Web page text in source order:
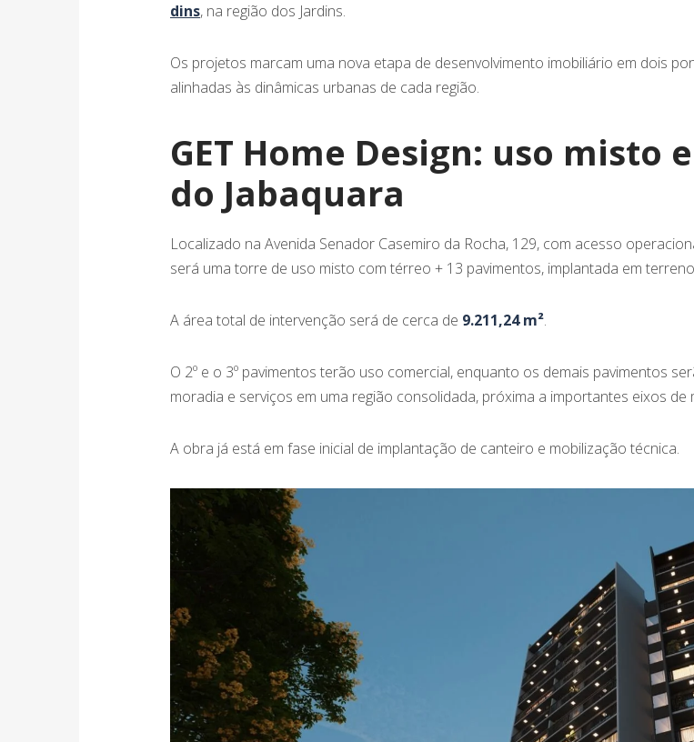
dins, na região dos Jardins.
Os projetos marcam uma nova etapa de desenvolvimento imobiliário em dois
alinhadas às dinâmicas urbanas de cada região.
GET Home Design: uso misto
do Jabaquara
Localizado na Avenida Senador Casemiro da Rocha, 129, com acesso
será uma torre de uso misto com térreo + 13 pavimentos, implantada em
A área total de intervenção será de cerca de 9.211,24 m².
O 2º e o 3º pavimentos terão uso comercial, enquanto os demais pavimentos
moradia e serviços em uma região consolidada, próxima a importantes eixos de
A obra já está em fase inicial de implantação de canteiro e mobilização técnica.